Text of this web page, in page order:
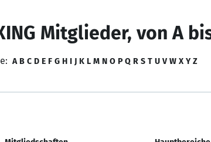
Mitglieder, von A
A B C D E F G H I J K L M N O P Q R S T U V W X Y Z